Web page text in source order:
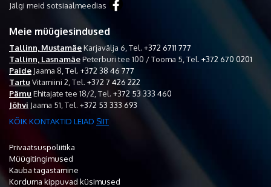
Jälgi meid sotsiaalmeedias
Meie müügiesindused
Tallinn, MustamäeKarjavälja 6, Tel. +372 6711 777
Tallinn, LasnamäePeterburi tee 100 / Tooma 5, Tel. +372 670 0201
Paide Jaama 8, Tel. +372 38 46 777
Tartu Vitamiini 2, Tel. +372 7 426 222
Pärnu Ehitajate tee 18/2, Tel. +372 53 333 460
Jõhvi Jaama 51, Tel. +372 53 333 693
KÕIK KONTAKTID LEIAD SIIT
Privaatsuspoliitika
Müügitingimused
Kauba tagastamine
Korduma kippuvad küsimused